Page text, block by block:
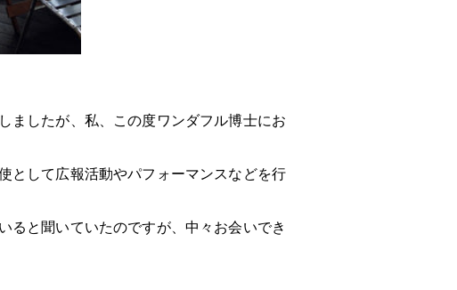
ましたが、私、この度ワンダフル博士にお
として広報活動やパフォーマンスなどを行
ると聞いていたのですが、中々お会いでき